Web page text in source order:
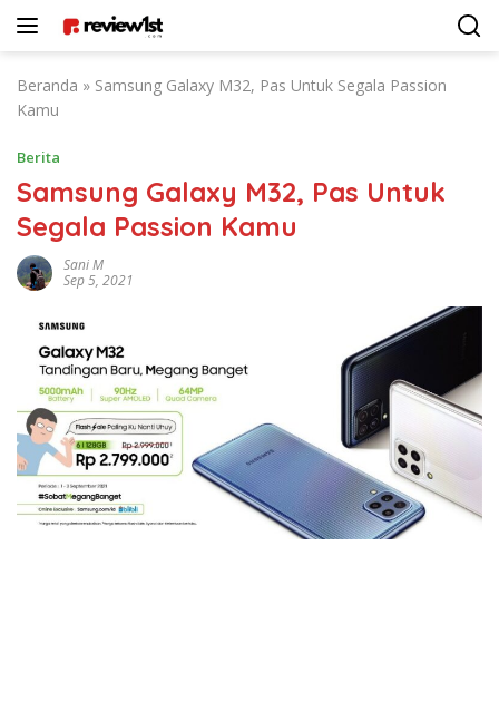
Beranda » Samsung Galaxy M32, Pas Untuk Segala Passion
Kamu
Berita
Samsung Galaxy M32, Pas Untuk
Segala Passion Kamu
Sani M
Sep 5, 2021